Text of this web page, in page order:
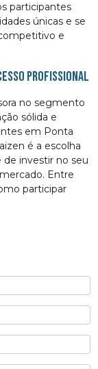
participantes
únicas e se
e
Profissional
no segmento
sólida e
em Ponta
é a escolha
de investir no seu
Entre
participar